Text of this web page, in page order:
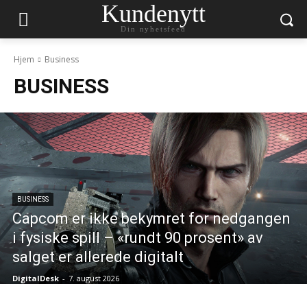
Kundenytt
Din nyhetsfeed
Hjem Business
BUSINESS
BUSINESS
Capcom er ikke bekymret for nedgangen
i fysiske spill – «rundt 90 prosent» av
salget er allerede digitalt
DigitalDesk - 7. august 2026